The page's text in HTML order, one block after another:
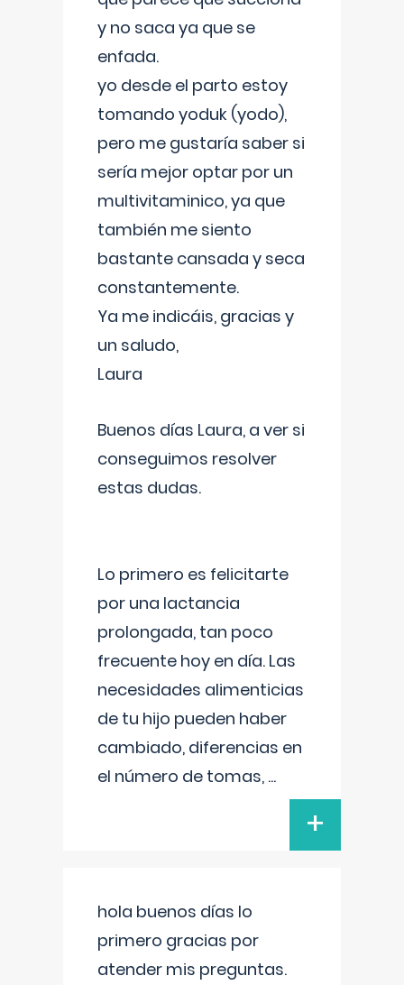
y no saca ya que se
enfada.
yo desde el parto estoy
tomando yoduk (yodo),
pero me gustaría saber si
sería mejor optar por un
multivitaminico, ya que
también me siento
bastante cansada y seca
constantemente.
Ya me indicáis, gracias y
un saludo,
Laura
Buenos días Laura, a ver si
conseguimos resolver
estas dudas.
Lo primero es felicitarte
por una lactancia
prolongada, tan poco
frecuente hoy en día. Las
necesidades alimenticias
de tu hijo pueden haber
cambiado, diferencias en
el número de tomas, ...
+
hola buenos días lo
primero gracias por
atender mis preguntas.